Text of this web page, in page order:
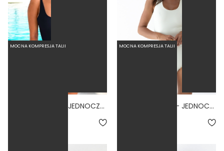
PINACCLE NERO - JEDNOCZĘŚCIOWY STRÓJ KĄPIELOWY MODELUJĄCY WIĄZANY CZARNY
BASIC TALL BONE - JEDNOCZĘŚCIOWY STRÓJ KĄPIELOWY DLA WYSOKICH MODELUJĄCY BIAŁY
MOCNA KOMPRESJA TALII MOCNA KOMPRESJA TALII